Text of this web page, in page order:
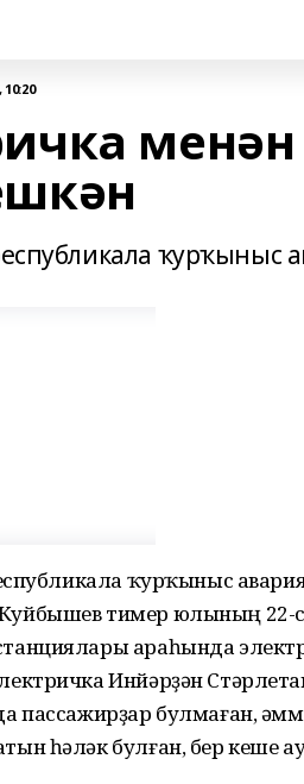
ҡурҡыныс
ҡурҡыныс
тимер юлының 22-
араһында
Инйәрҙән
пассажирҙар булмаған,
һәләк булған, бер кеше